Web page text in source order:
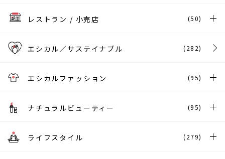
レストラン / 小売店 (50)
エシカル／サステイナブル (282)
エシカルファッション (95)
ナチュラルビューティー (95)
ライフスタイル (279)